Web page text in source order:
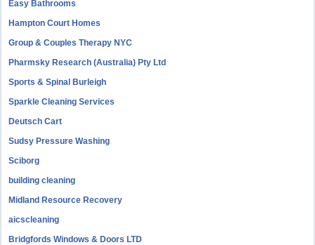
Easy Bathrooms
Hampton Court Homes
Group & Couples Therapy NYC
Pharmsky Research (Australia) Pty Ltd
Sports & Spinal Burleigh
Sparkle Cleaning Services
Deutsch Cart
Sudsy Pressure Washing
Sciborg
building cleaning
Midland Resource Recovery
aicscleaning
Bridgfords Windows & Doors LTD